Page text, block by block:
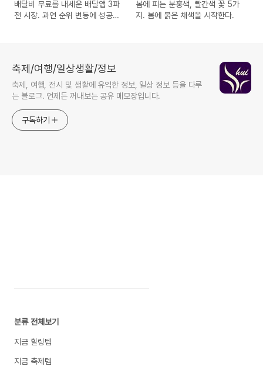
배달비 무료를 내세운 배달앱 3파
전 시장. 과연 순위 변동에 성공할
봄에 피는 분홍색, 빨간색 꽃 5가
지. 봄에 붉은 채색을 시작한다.
축제/여행/일상생활/정보
축제, 여행, 전시 및 생활에 유익한 정보, 일상 정보 등을 다루
는 블로그. 언제든 꺼내보는 공유 메모장입니다.
구독하기
분류 전체보기
지금 힐링템
지금 축제템